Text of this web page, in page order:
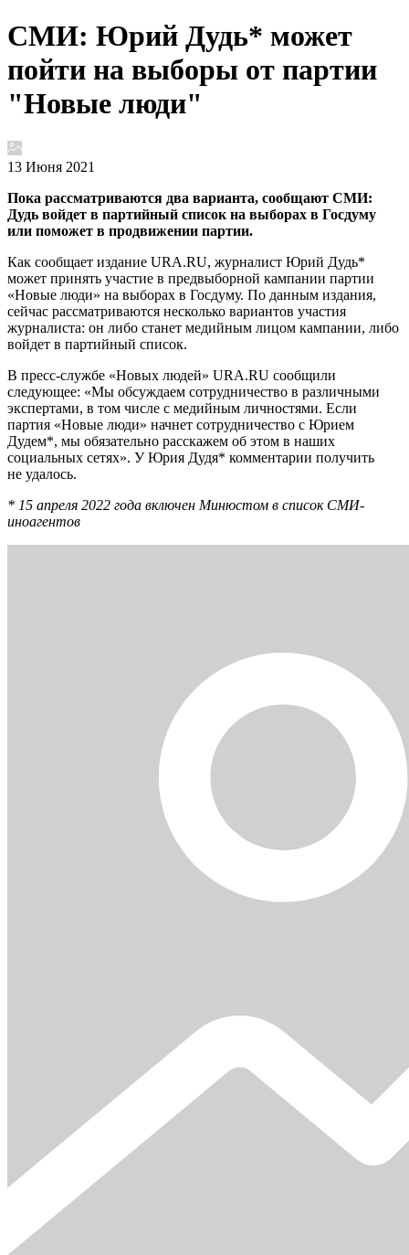
СМИ: Юрий Дудь* может
пойти на выборы от партии
"Новые люди"
13 Июня 2021
Пока рассматриваются два варианта, сообщают СМИ:
Дудь войдет в партийный список на выборах в Госдуму
или поможет в продвижении партии.
Как сообщает издание URA.RU, журналист Юрий Дудь*
может принять участие в предвыборной кампании партии
«Новые люди» на выборах в Госдуму. По данным издания,
сейчас рассматриваются несколько вариантов участия
журналиста: он либо станет медийным лицом кампании, либо
войдет в партийный список.
В пресс-службе «Новых людей» URA.RU сообщили
следующее: «Мы обсуждаем сотрудничество в различными
экспертами, в том числе с медийным личностями. Если
партия «Новые люди» начнет сотрудничество с Юрием
Дудем*, мы обязательно расскажем об этом в наших
социальных сетях». У Юрия Дудя* комментарии получить
не удалось.
* 15 апреля 2022 года включен Минюстом в список СМИ-
иноагентов